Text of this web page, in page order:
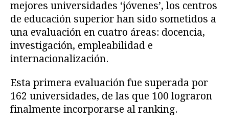
mejores universidades ‘jóvenes’, los centros
de educación superior han sido sometidos a
una evaluación en cuatro áreas: docencia,
investigación, empleabilidad e
internacionalización.
Esta primera evaluación fue superada por
162 universidades, de las que 100 lograron
finalmente incorporarse al ranking.